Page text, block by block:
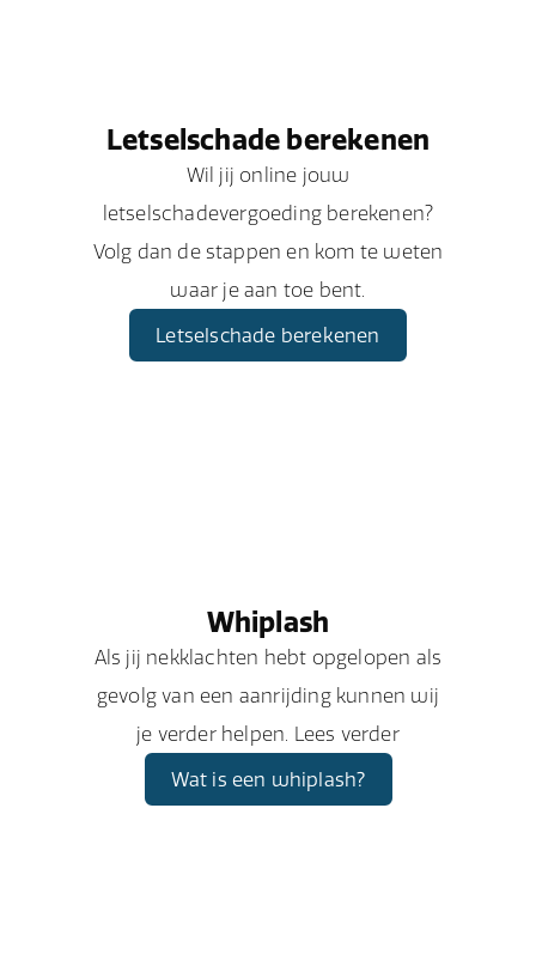
Letselschade berekenen
Wil jij online jouw
letselschadevergoeding berekenen?
Volg dan de stappen en kom te weten
waar je aan toe bent.
Letselschade berekenen
Whiplash
Als jij nekklachten hebt opgelopen als
gevolg van een aanrijding kunnen wij
je verder helpen. Lees verder
Wat is een whiplash?